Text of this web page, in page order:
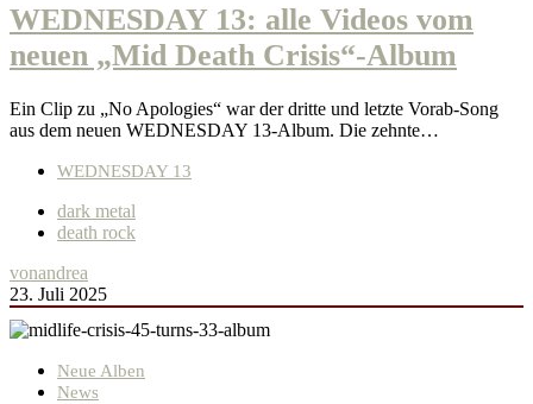
WEDNESDAY 13: alle Videos vom
neuen „Mid Death Crisis“-Album
Ein Clip zu „No Apologies“ war der dritte und letzte Vorab-Song
aus dem neuen WEDNESDAY 13-Album. Die zehnte…
WEDNESDAY 13
dark metal
death rock
vonandrea
23. Juli 2025
Neue Alben
News